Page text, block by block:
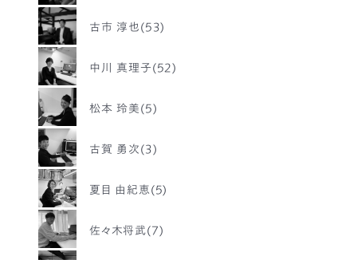
古市 淳也(53)
中川 真理子(52)
松本 玲美(5)
古賀 勇次(3)
夏目 由紀恵(5)
佐々木将武(7)